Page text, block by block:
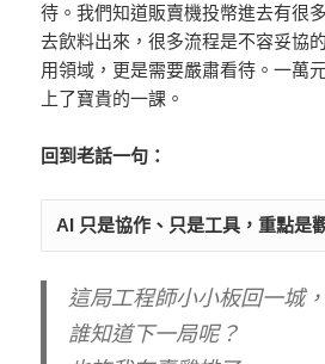
待。我們知道販賣機投幣進去有很
去飲料出來，很多流程是不容妥協
用領域，更是需要嚴肅看待。一萬
上了寶貴的一課。
回到老話一句：
AI 只是協作、只是工具，重點是
這局工程師小小板回一城，
誰知道下一局呢？